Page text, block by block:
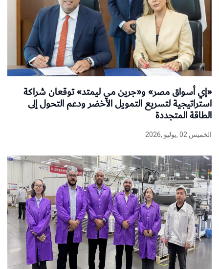
«إي أسواق مصر» و«جرين مي ليمتد» توقعان شراكة
استراتيجية لتسريع التمويل الأخضر ودعم التحول إلى
الطاقة المتجددة
الخميس 02 ,يوليو ,2026